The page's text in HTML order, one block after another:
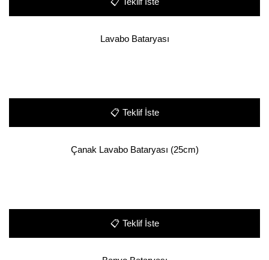
Lavabo Bataryası
📋 Teklif İste
Çanak Lavabo Bataryası (25cm)
📋 Teklif İste